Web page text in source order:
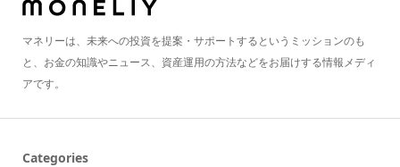
マネリーは、未来への投資を提案・サポートするというミッションのも
と、お金の知識やニュース、資産運用の方法などをお届けする情報メディ
アです。
Categories